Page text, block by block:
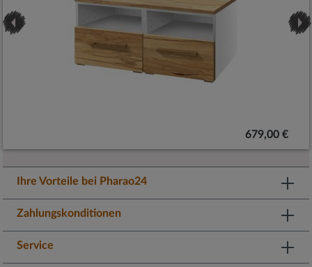
679,00 €
Ihre Vorteile bei Pharao24
Zahlungskonditionen
Service